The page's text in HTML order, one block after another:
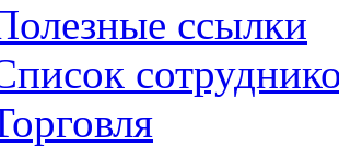
ссылки